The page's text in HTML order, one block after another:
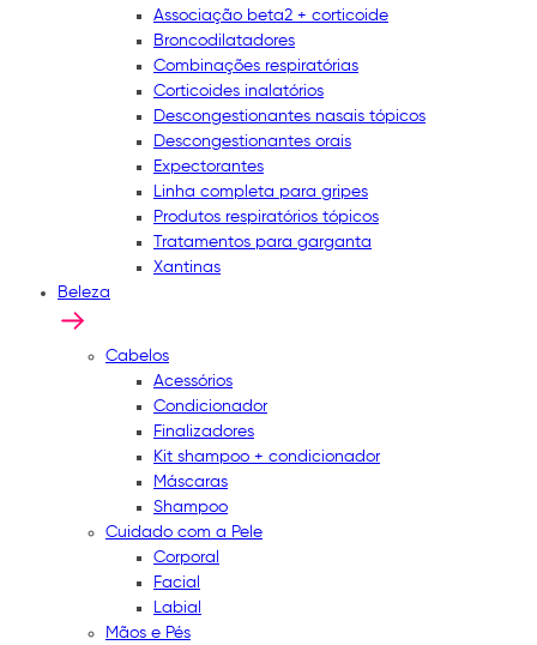
Associação beta2 + corticoide
Broncodilatadores
Combinações respiratórias
Corticoides inalatórios
Descongestionantes nasais tópicos
Descongestionantes orais
Expectorantes
Linha completa para gripes
Produtos respiratórios tópicos
Tratamentos para garganta
Xantinas
Beleza
Cabelos
Acessórios
Condicionador
Finalizadores
Kit shampoo + condicionador
Máscaras
Shampoo
Cuidado com a Pele
Corporal
Facial
Labial
Mãos e Pés